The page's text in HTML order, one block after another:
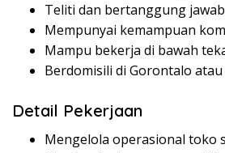
Teliti dan bertanggung jawab
Mempunyai kemampuan
Mampu bekerja di bawah
Berdomisili di Gorontalo
Detail Pekerjaan
Mengelola operasional toko